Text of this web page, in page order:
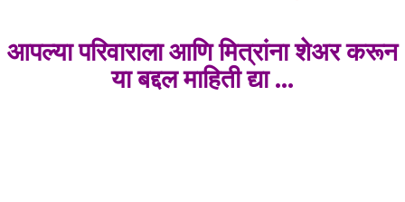
आपल्या परिवाराला आणि मित्रांना शेअर करून
या बद्दल माहिती द्या ...